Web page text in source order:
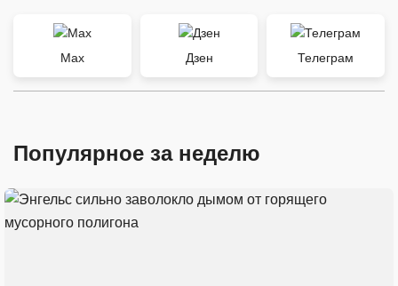
Max Дзен Телеграм
Популярное за неделю